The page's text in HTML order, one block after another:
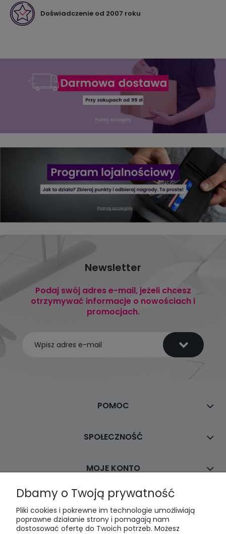
Doświadczenie od 2007 roku
Newsletter
Podaj swój adres e-mail, jeżeli chcesz
otrzymywać informacje o nowościach i
promocjach.
POMOC
SPOŁECZNOŚĆ
MOJE KONTO
PŁATNOŚCI I DOSTAWA
INFORMACJE
Dbamy o Twoją prywatność
Pliki cookies i pokrewne im technologie umożliwiają
poprawne działanie strony i pomagają nam
dostosować ofertę do Twoich potrzeb. Możesz